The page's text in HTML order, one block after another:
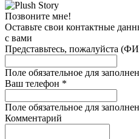
Позвоните мне!
Оставьте свои контактные
с вами
Представьтесь, пожалуйста
Поле обязательное для
Ваш телефон *
Поле обязательное для
Комментарий